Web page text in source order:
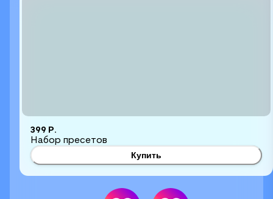
399 Р.
Набор пресетов
Купить